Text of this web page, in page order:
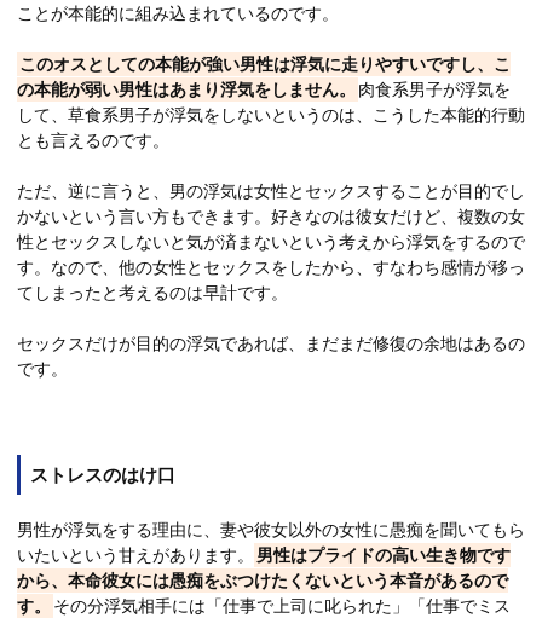
ことが本能的に組み込まれているのです。
このオスとしての本能が強い男性は浮気に走りやすいですし、こ
の本能が弱い男性はあまり浮気をしません。
肉食系男子が浮気を
して、草食系男子が浮気をしないというのは、こうした本能的行動
とも言えるのです。
ただ、逆に言うと、男の浮気は女性とセックスすることが目的でし
かないという言い方もできます。好きなのは彼女だけど、複数の女
性とセックスしないと気が済まないという考えから浮気をするので
す。なので、他の女性とセックスをしたから、すなわち感情が移っ
てしまったと考えるのは早計です。
セックスだけが目的の浮気であれば、まだまだ修復の余地はあるの
です。
ストレスのはけ口
男性が浮気をする理由に、妻や彼女以外の女性に愚痴を聞いてもら
いたいという甘えがあります。
男性はプライドの高い生き物です
から、本命彼女には愚痴をぶつけたくないという本音があるので
す。
その分浮気相手には「仕事で上司に叱られた」「仕事でミス